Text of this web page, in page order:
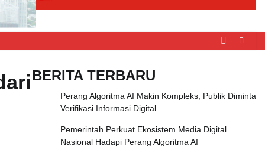
BERITA TERBARU
Perang Algoritma AI Makin Kompleks, Publik Diminta
Verifikasi Informasi Digital
Pemerintah Perkuat Ekosistem Media Digital
Nasional Hadapi Perang Algoritma AI